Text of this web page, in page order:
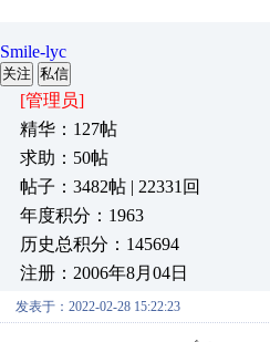
Smile-lyc
关注 私信
[管理员]
精华：127帖
求助：50帖
帖子：3482帖 | 22331回
年度积分：1963
历史总积分：145694
注册：2006年8月04日
发表于：2022-02-28 15:22:23